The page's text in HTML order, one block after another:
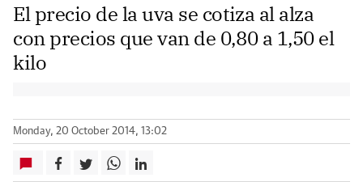
El precio de la uva se cotiza al alza
con precios que van de 0,80 a 1,50 el
kilo
Monday, 20 October 2014, 13:02